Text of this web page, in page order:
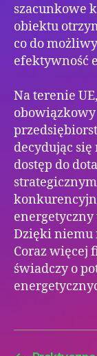
szacunkowe
obiektu
co do
efektywność
Na terenie
decydując
dostęp do
Dzięki niemu
Coraz więcej
świadczy o